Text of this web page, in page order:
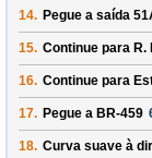
14. Pegue a saída
15. Continue para R.
16. Continue para
17. Pegue a BR-459
18. Curva suave à